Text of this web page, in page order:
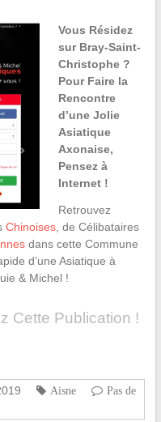
Vous Résidez
sur Bray-Saint-
Christophe ?
Pour Faire la
Rencontre
d’une Jolie
Asiatique
Axonaise,
Pensez à
Internet !
Retrouvez
Chinoises, de Célibataires
dans cette Commune
d’une Asiatique à
& Michel !
Cette Publication !
Aisne
Pas de